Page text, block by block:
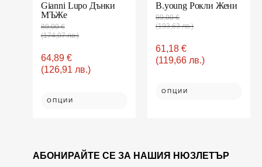
Gianni Lupo Дънки
МЪЖe
89,00€
(174,07 лв.)
64,89 €
(126,91 лв.)
ОПЦИИ
product
page
B.young Рокли Жени
99,00€
(193,63 лв.)
61,18 €
(119,66 лв.)
ОПЦИИ
product
page
АБОНИРАЙТЕ СЕ ЗА НАШИЯ НЮЗЛЕТЪР